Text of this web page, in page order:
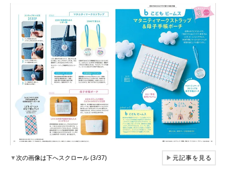
▼次の画像は下へスクロール (3/37) ▶元記事を見る